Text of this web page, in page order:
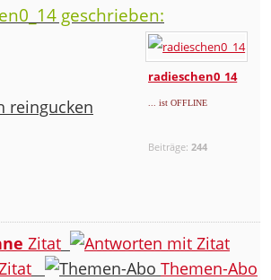
geschrieben:
radieschen0_14
... ist OFFLINE
Beiträge: 244
reingucken
Zitat
Themen-Abo